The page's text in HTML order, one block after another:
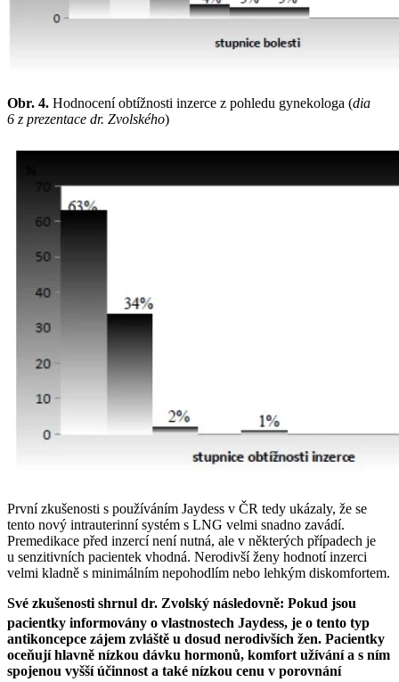
Obr. 4. Hodnocení obtížnosti inzerce z pohledu gynekologa (dia
6 z prezentace dr. Zvolského)
První zkušenosti s používáním Jaydess v ČR tedy ukázaly, že se
tento nový intrauterinní systém s LNG velmi snadno zavádí.
Premedikace před inzercí není nutná, ale v některých případech je
u senzitivních pacientek vhodná. Nerodivší ženy hodnotí inzerci
velmi kladně s minimálním nepohodlím nebo lehkým diskomfortem.
Své zkušenosti shrnul dr. Zvolský následovně: Pokud jsou
pacientky informovány o vlastnostech Jaydess, je o tento typ
antikoncepce zájem zvláště u dosud nerodivších žen. Pacientky
oceňují hlavně nízkou dávku hormonů, komfort užívání a s ním
spojenou vyšší účinnost a také nízkou cenu v porovnání